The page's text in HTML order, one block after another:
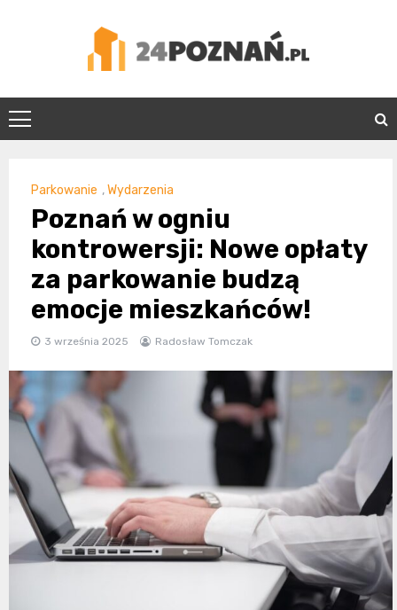
24Poznań.pl
Parkowanie ,Wydarzenia
Poznań w ogniu
kontrowersji: Nowe opłaty
za parkowanie budzą
emocje mieszkańców!
3 września 2025 Radosław Tomczak